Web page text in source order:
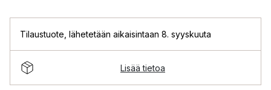
Tilaustuote lähetetään aikaisintaan 8. syyskuuta
Lisää tietoa